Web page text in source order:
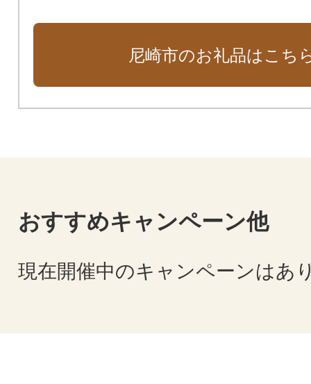
尼崎市のお礼品はこち
おすすめキャンペーン他
現在開催中のキャンペーンはあ